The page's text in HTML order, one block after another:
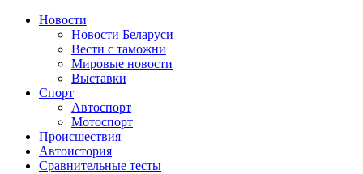
Сайт про автомобили
Новости
Новости Беларуси
Вести с таможни
Мировые новости
Выставки
Спорт
Автоспорт
Мотоспорт
Происшествия
Автоистория
Сравнительные тесты